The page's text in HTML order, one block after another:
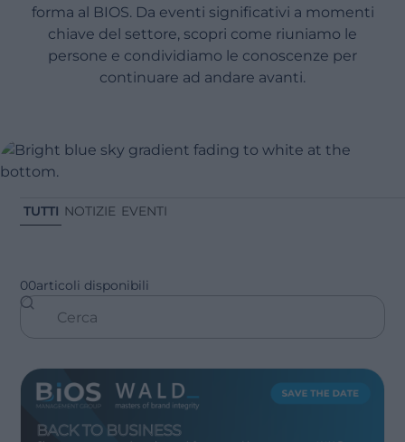
forma al BIOS. Da eventi significativi a momenti
chiave del settore, scopri come riuniamo le
persone e condividiamo le conoscenze per
continuare ad andare avanti.
TUTTI NOTIZIE EVENTI
00articoli disponibili